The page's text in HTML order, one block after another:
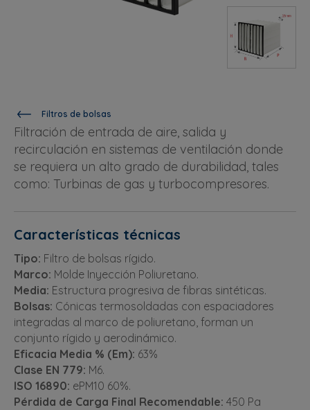
Filtros de bolsas
Filtración de entrada de aire, salida y
recirculación en sistemas de ventilación donde
se requiera un alto grado de durabilidad, tales
como: Turbinas de gas y turbocompresores.
Características técnicas
Tipo: Filtro de bolsas rígido.
Marco: Molde Inyección Poliuretano.
Media: Estructura progresiva de fibras sintéticas.
Bolsas: Cónicas termosoldadas con espaciadores
integradas al marco de poliuretano, forman un
conjunto rígido y aerodinámico.
Eficacia Media % (Em): 63%
Clase EN 779: M6.
ISO 16890: ePM10 60%.
Pérdida de Carga Final Recomendable: 450 Pa